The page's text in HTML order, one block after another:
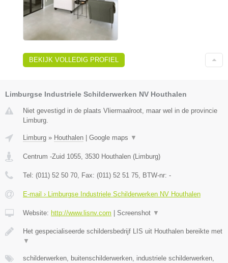
BEKIJK VOLLEDIG PROFIEL
Limburgse Industriele Schilderwerken NV Houthalen
Niet gevestigd in de plaats Vliermaalroot, maar wel in de provincie
Limburg.
Limburg » Houthalen Google maps ▼
Centrum -Zuid 1055, 3530 Houthalen (Limburg)
Tel: (011) 52 50 70, Fax: (011) 52 51 75, BTW-nr: -
E-mail › Limburgse Industriele Schilderwerken NV Houthalen
Website: http://www.lisnv.com Screenshot ▼
Het gespecialiseerde schildersbedrijf LIS uit Houthalen bereikte met
▼
schilderwerken, buitenschilderwerken, industriele schilderwerken,